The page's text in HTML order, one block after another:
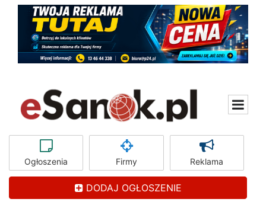
Ogłoszenia Firmy Reklama
DODAJ OGŁOSZENIE